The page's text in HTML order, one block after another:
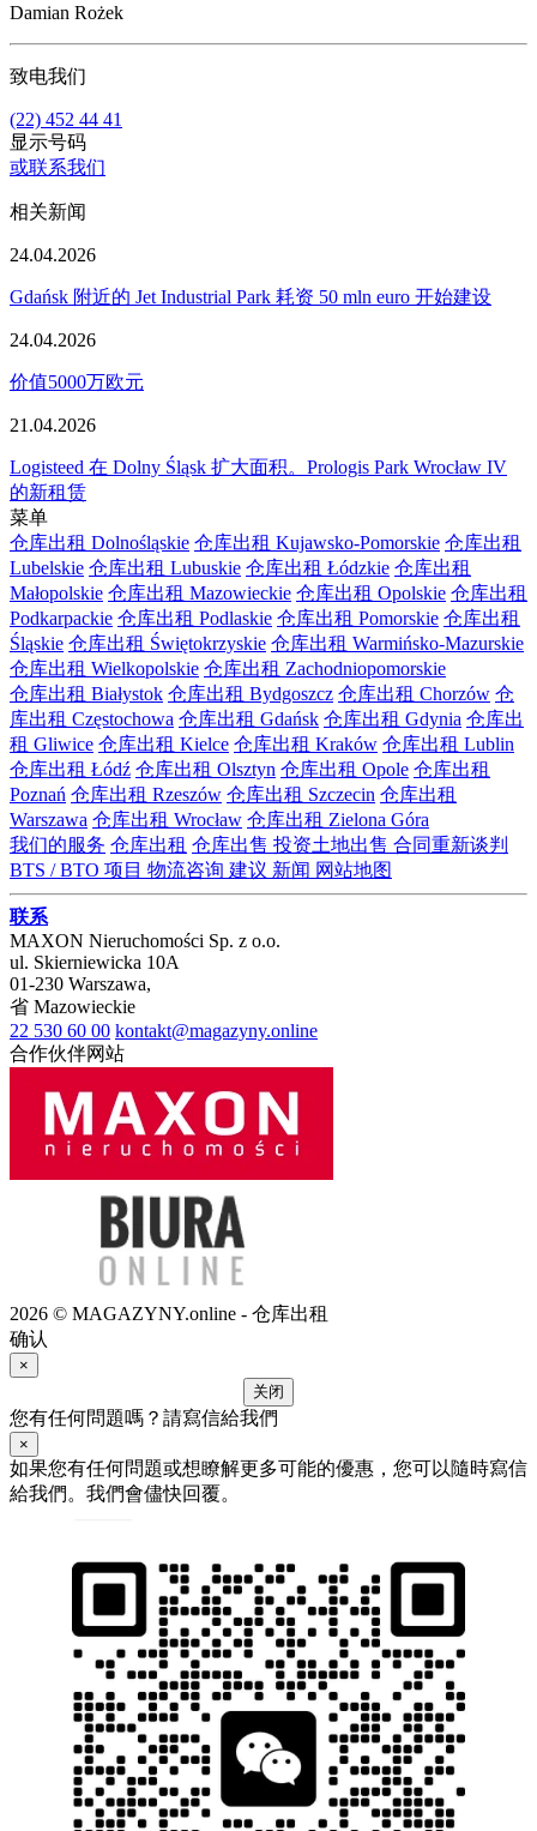
Damian Rożek
致电我们
(22) 452 44 41
显示号码
或联系我们
相关新闻
24.04.2026
Gdańsk 附近的 Jet Industrial Park 耗资 50 mln euro 开始建设
24.04.2026
价值5000万欧元
21.04.2026
Logisteed 在 Dolny Śląsk 扩大面积。Prologis Park Wrocław IV
的新租赁
菜单
仓库出租 Dolnośląskie 仓库出租 Kujawsko-Pomorskie 仓库出租
Lubelskie 仓库出租 Lubuskie 仓库出租 Łódzkie 仓库出租
Małopolskie 仓库出租 Mazowieckie 仓库出租 Opolskie 仓库出租
Podkarpackie 仓库出租 Podlaskie 仓库出租 Pomorskie 仓库出租
Śląskie 仓库出租 Świętokrzyskie 仓库出租 Warmińsko-Mazurskie
仓库出租 Wielkopolskie 仓库出租 Zachodniopomorskie
仓库出租 Białystok 仓库出租 Bydgoszcz 仓库出租 Chorzów 仓
库出租 Częstochowa 仓库出租 Gdańsk 仓库出租 Gdynia 仓库出
租 Gliwice 仓库出租 Kielce 仓库出租 Kraków 仓库出租 Lublin
仓库出租 Łódź 仓库出租 Olsztyn 仓库出租 Opole 仓库出租
Poznań 仓库出租 Rzeszów 仓库出租 Szczecin 仓库出租
Warszawa 仓库出租 Wrocław 仓库出租 Zielona Góra
我们的服务 仓库出租 仓库出售 投资土地出售 合同重新谈判
BTS / BTO 项目 物流咨询 建议 新闻 网站地图
联系
MAXON Nieruchomości Sp. z o.o.
ul. Skierniewicka 10A
01-230 Warszawa,
省 Mazowieckie
22 530 60 00 kontakt@magazyny.online
合作伙伴网站
2026 © MAGAZYNY.online - 仓库出租
确认
×
关闭
您有任何問題嗎？請寫信給我們
×
如果您有任何問題或想瞭解更多可能的優惠，您可以隨時寫信
給我們。我們會儘快回覆。